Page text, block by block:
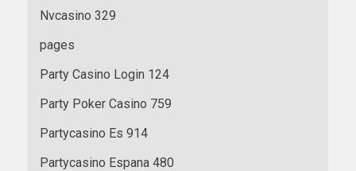
Nvcasino 329
pages
Party Casino Login 124
Party Poker Casino 759
Partycasino Es 914
Partycasino Espana 480